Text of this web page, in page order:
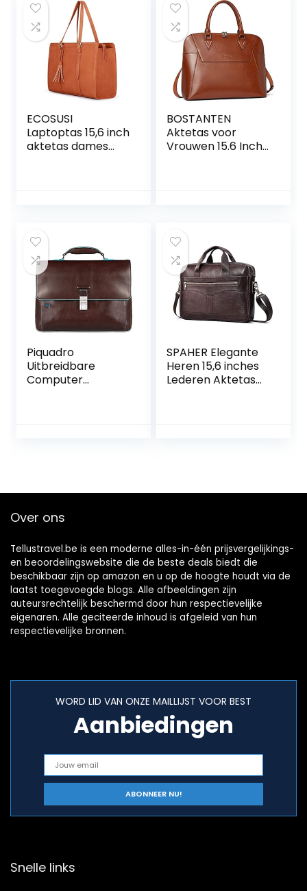
Schoudertas
Messenger
Crossbodytas –
Zwart
Docententas
Lederen
ECOSUSI
Laptoptas 15,6 inch
aktetas dames
kantoor school
BOSTANTEN
Aktetas voor
Vrouwen 15.6 Inch
Piquadro
Uitbreidbare
Computer
SPAHER Elegante
Heren 15,6 inches
Lederen Aktetas
voor notebook
Over ons
Tellustravel.be is een moderne alles-in-één prijsvergelijkings-
en beoordelingswebsite die de beste deals biedt die
beschikbaar zijn op amazon en u op de hoogte houdt via de
laatst toegevoegde blogs. Alle afbeeldingen zijn
auteursrechtelijk beschermd door hun respectievelijke
eigenaren. Alle geciteerde inhoud is afgeleid van hun
respectievelijke bronnen.
WORD LID VAN ONZE MAILLIJST VOOR BEST
Aanbiedingen
Snelle links